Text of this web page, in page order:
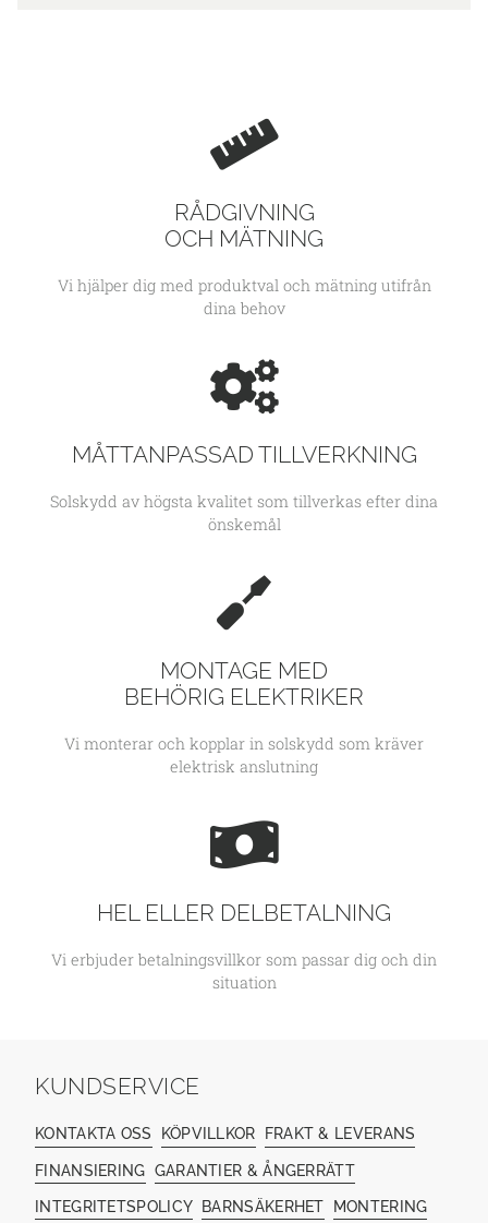
RÅDGIVNING
OCH MÄTNING
Vi hjälper dig med produktval och mätning utifrån
dina behov
MÅTTANPASSAD TILLVERKNING
Solskydd av högsta kvalitet som tillverkas efter dina
önskemål
MONTAGE MED
BEHÖRIG ELEKTRIKER
Vi monterar och kopplar in solskydd som kräver
elektrisk anslutning
HEL ELLER DELBETALNING
Vi erbjuder betalningsvillkor som passar dig och din
situation
KUNDSERVICE
KONTAKTA OSS KÖPVILLKOR FRAKT & LEVERANS
FINANSIERING GARANTIER & ÅNGERRÄTT
INTEGRITETSPOLICY BARNSÄKERHET MONTERING